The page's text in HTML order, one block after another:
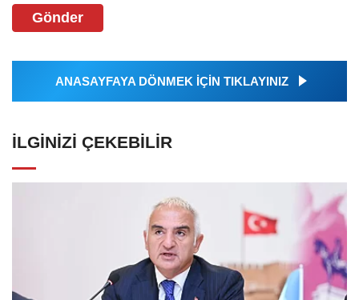
Gönder
ANASAYFAYA DÖNMEK İÇİN TIKLAYINIZ
İLGINIZI ÇEKEBILIR